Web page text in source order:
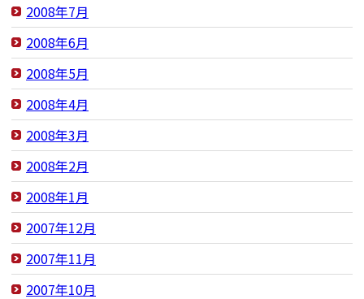
2008年7月
2008年6月
2008年5月
2008年4月
2008年3月
2008年2月
2008年1月
2007年12月
2007年11月
2007年10月